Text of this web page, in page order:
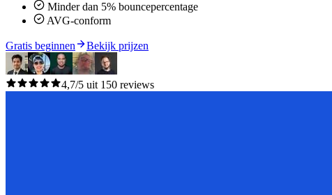
Minder dan 5% bouncepercentage
AVG-conform
Gratis beginnen Bekijk prijzen
4,7/5 uit 150 reviews